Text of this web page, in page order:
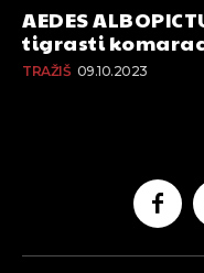
AEDES
tigrasti komarac
TRAŽIŠ 09.10.2023